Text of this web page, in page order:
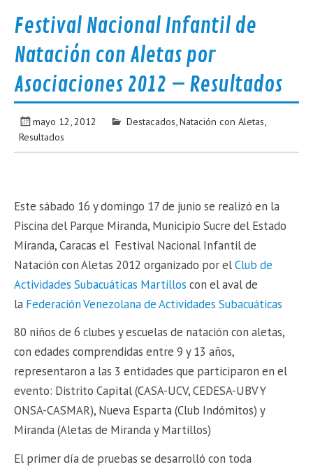
Festival Nacional Infantil de
Natación con Aletas por
Asociaciones 2012 – Resultados
mayo 12, 2012 Destacados Natación con Aletas
Resultados
Este sábado 16 y domingo 17 de junio se realizó en la
Piscina del Parque Miranda, Municipio Sucre del Estado
Miranda, Caracas el Festival Nacional Infantil de
Natación con Aletas 2012 organizado por elClub de
Actividades Subacuáticas Martillos con el aval de
la Federación Venezolana de Actividades Subacuáticas
80 niños de 6 clubes y escuelas de natación con aletas,
con edades comprendidas entre 9 y 13 años,
representaron a las 3 entidades que participaron en el
evento: Distrito Capital (CASA-UCV, CEDESA-UBV Y
ONSA-CASMAR), Nueva Esparta (Club Indómitos) y
Miranda (Aletas de Miranda y Martillos)
El primer día de pruebas se desarrolló con toda